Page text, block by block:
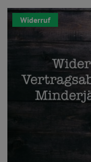
Widerruf